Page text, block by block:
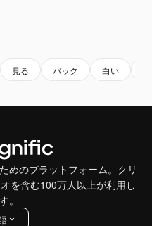
見る バック 白い
めのプラットフォーム。クリ
を含む100万人以上が利用し
。